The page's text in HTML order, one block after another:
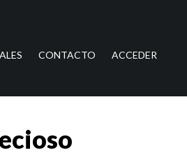
CONTACTO ACCEDER